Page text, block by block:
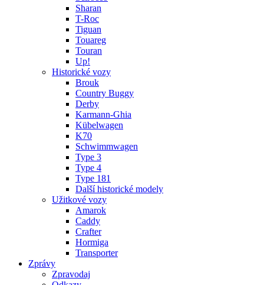
Sharan
T-Roc
Tiguan
Touareg
Touran
Up!
Historické vozy
Brouk
Country Buggy
Derby
Karmann-Ghia
Kübelwagen
K70
Schwimmwagen
Type 3
Type 4
Type 181
Další historické modely
Užitkové vozy
Amarok
Caddy
Crafter
Hormiga
Transporter
Zprávy
Zpravodaj